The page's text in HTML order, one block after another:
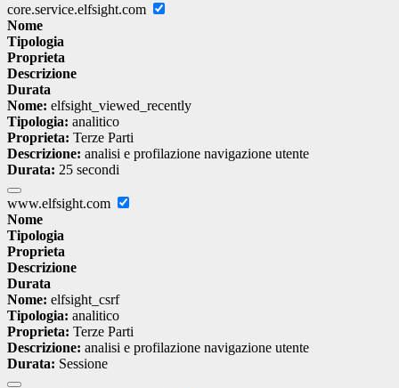
core.service.elfsight.com
Nome
Tipologia
Proprieta
Descrizione
Durata
Nome: elfsight_viewed_recently
Tipologia: analitico
Proprieta: Terze Parti
Descrizione: analisi e profilazione navigazione utente
Durata: 25 secondi
www.elfsight.com
Nome
Tipologia
Proprieta
Descrizione
Durata
Nome: elfsight_csrf
Tipologia: analitico
Proprieta: Terze Parti
Descrizione: analisi e profilazione navigazione utente
Durata: Sessione